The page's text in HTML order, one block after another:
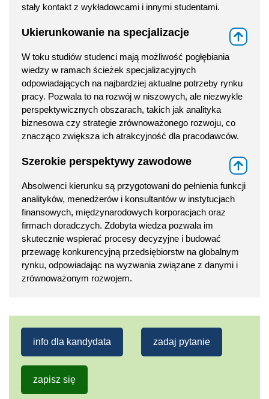
stały kontakt z wykładowcami i innymi studentami.
Ukierunkowanie na specjalizacje
W toku studiów studenci mają możliwość pogłębiania
wiedzy w ramach ścieżek specjalizacyjnych
odpowiadających na najbardziej aktualne potrzeby rynku
pracy. Pozwala to na rozwój w niszowych, ale niezwykle
perspektywicznych obszarach, takich jak analityka
biznesowa czy strategie zrównoważonego rozwoju, co
znacząco zwiększa ich atrakcyjność dla pracodawców.
Szerokie perspektywy zawodowe
Absolwenci kierunku są przygotowani do pełnienia funkcji
analityków, menedżerów i konsultantów w instytucjach
finansowych, międzynarodowych korporacjach oraz
firmach doradczych. Zdobyta wiedza pozwala im
skutecznie wspierać procesy decyzyjne i budować
przewagę konkurencyjną przedsiębiorstw na globalnym
rynku, odpowiadając na wyzwania związane z danymi i
zrównoważonym rozwojem.
info dla kandydata zadaj pytanie
zapisz się